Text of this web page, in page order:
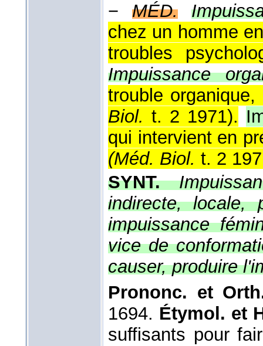
− MÉD.
chez un homme
troubles
Impuissance
trouble
Biol. t. 2 1971).
qui intervient en
(Méd. Biol. t. 2
SYNT.
indirecte, locale,
impuissance
vice de
causer, produire
Prononc. et
1694. Étymol. et
suffisants pour